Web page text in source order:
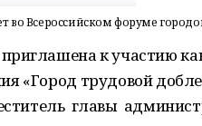
во Всероссийском форуме
к участию
«Город трудовой
главы